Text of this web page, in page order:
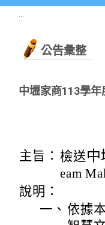
:::
公告彙整
中壢家商113學
主旨： 檢送中
eam
說明：
一、 依據